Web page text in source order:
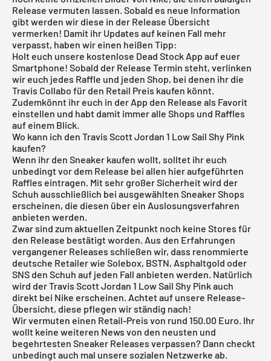
Release vermuten lassen. Sobald es neue Information
gibt werden wir diese in der Release Übersicht
vermerken! Damit ihr Updates auf keinen Fall mehr
verpasst, haben wir einen heißen Tipp:
Holt euch unsere kostenlose Dead Stock App auf euer
Smartphone! Sobald der Release Termin steht, verlinken
wir euch jedes Raffle und jeden Shop, bei denen ihr die
Travis Collabo für den Retail Preis kaufen könnt.
Zudemkönnt ihr euch in der App den Release als Favorit
einstellen und habt damit immer alle Shops und Raffles
auf einem Blick.
Wo kann ich den Travis Scott Jordan 1 Low Sail Shy Pink
kaufen?
Wenn ihr den Sneaker kaufen wollt, solltet ihr euch
unbedingt vor dem Release bei allen hier aufgeführten
Raffles eintragen. Mit sehr großer Sicherheit wird der
Schuh ausschließlich bei ausgewählten Sneaker Shops
erscheinen, die diesen über ein Auslosungsverfahren
anbieten werden.
Zwar sind zum aktuellen Zeitpunkt noch keine Stores für
den Release bestätigt worden. Aus den Erfahrungen
vergangener Releases schließen wir, dass renommierte
deutsche Retailer wie Solebox, BSTN, Asphaltgold oder
SNS den Schuh auf jeden Fall anbieten werden. Natürlich
wird der Travis Scott Jordan 1 Low Sail Shy Pink auch
direkt bei Nike erscheinen. Achtet auf unsere Release-
Übersicht, diese pflegen wir ständig nach!
Wir vermuten einen Retail-Preis von rund 150.00 Euro. Ihr
wollt keine weiteren News von den neusten und
begehrtesten Sneaker Releases verpassen? Dann checkt
unbedingt auch mal unsere sozialen Netzwerke ab.